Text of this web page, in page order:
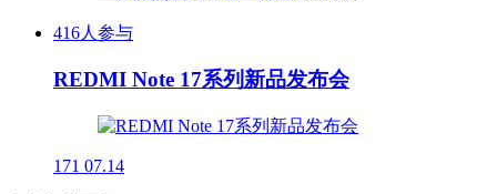
416人参与
REDMI Note 17系列新品发布会
171 07.14